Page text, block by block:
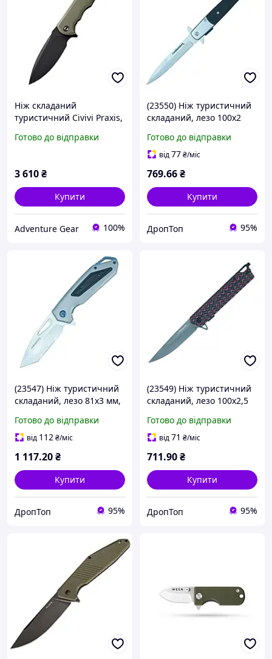
Ніж складаний
туристичний Civivi Praxis,
зелений
Готово до відправки
3 610₴
Купити
Adventure Gear 100%
(23550) Ніж туристичний
складаний, лезо 100х2
Готово до відправки
від77₴/міс
769.66₴
Купити
ДропТоп 95%
(23547) Ніж туристичний
складаний, лезо 81х3 мм,
Готово до відправки
від 112₴/міс
1 117.20₴
Купити
ДропТоп 95%
(23549) Ніж туристичний
складаний, лезо 100х2,5
Готово до відправки
від71 ₴/міс
711.90₴
Купити
ДропТоп 95%